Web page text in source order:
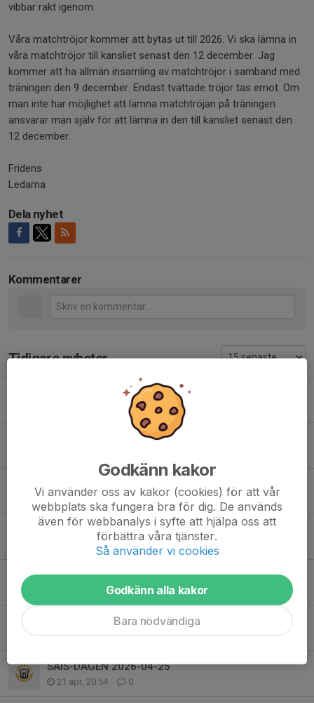
vibbar rakt igenom.
Våra matchtröjor kommer att bytas ut till 2026. Vi ska lämna in
våra matchtröjor till kansliet senast den 12 december. Jag
kommer att ha allmän insamling av matchtröjor i samband med
träningen den 9 december. Endast tvättade tröjor tas emot. Om
man inte har möjlighet att lämna matchtröjan på träningen
ansvarar man själv för att lämna in den till kansliet senast den
12 december.
Fridens
Ledarna
Dela nyhet
Kommentarer
Tidigare nyheter
Forwardcupen: ändrad samlingstid
Information inför Forwardcupen
16 jun, 16:20 0
Förtydliganden inför Fotbollsfamiljens matchdag
14 jun, 20:08
Fotbollsfamiljens matchdag den 15 juni
0
Pass i kiosken
SAIS-DAGEN 2026-04-25
21 apr, 20:54 0
Godkänn kakor
Vi använder oss av kakor (cookies) för att vår
webbplats ska fungera bra för dig. De används
även för webbanalys i syfte att hjälpa oss att
förbättra våra tjänster.
Så använder vi cookies
Godkänn alla kakor
Bara nödvändiga